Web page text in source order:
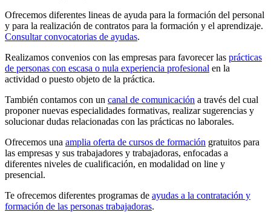
Ofrecemos diferentes lineas de ayuda para la formación del personal
y para la realización de contratos para la formación y el aprendizaje.
Consultar convocatorias de ayudas.
Realizamos convenios con las empresas para favorecer las prácticas
de personas con escasa o nula experiencia profesional en la
actividad o puesto objeto de la práctica.
También contamos con un canal de comunicación a través del cual
proponer nuevas especialidades formativas, realizar sugerencias y
solucionar dudas relacionadas con las prácticas no laborales.
Ofrecemos una amplia oferta de cursos de formación gratuitos para
las empresas y sus trabajadores y trabajadoras, enfocadas a
diferentes niveles de cualificación, en modalidad on line y
presencial.
Te ofrecemos diferentes programas de ayudas a la contratación y
formación de las personas trabajadoras.